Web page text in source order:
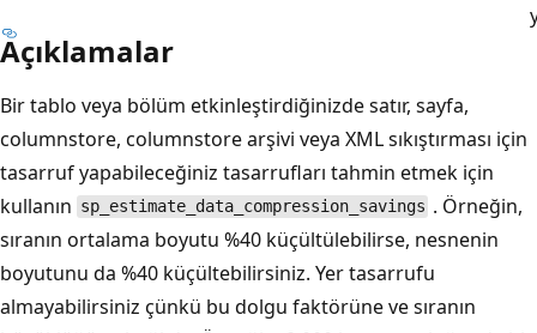
Açıklamalar
Bir tablo veya bölüm etkinleştirdiğinizde satır, sayfa,
columnstore, columnstore arşivi veya XML sıkıştırması için
tasarruf yapabileceğiniz tasarrufları tahmin etmek için
kullanın sp_estimate_data_compression_savings . Örneğin,
sıranın ortalama boyutu %40 küçültülebilirse, nesnenin
boyutunu da %40 küçültebilirsiniz. Yer tasarrufu
almayabilirsiniz çünkü bu dolgu faktörüne ve sıranın